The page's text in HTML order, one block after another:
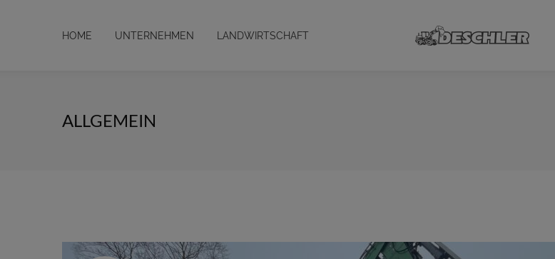
HOME UNTERNEHMEN LANDWIRTSCHAFT
ALLGEMEIN